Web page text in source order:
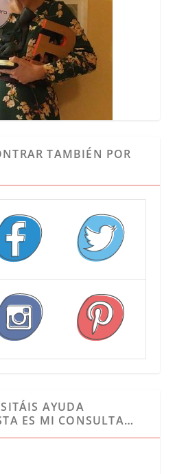
TAMBIÉN POR
AYUDA
ES MI CONSULTA…